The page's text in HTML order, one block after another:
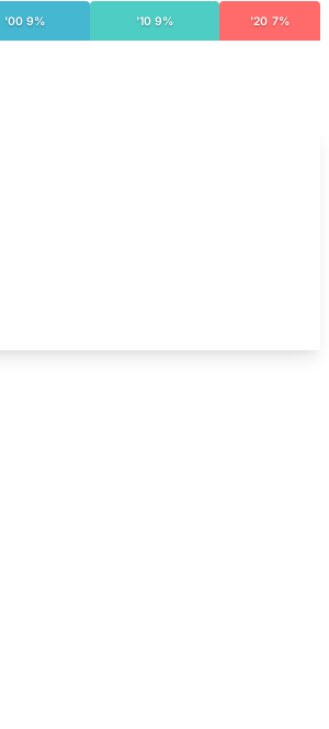
'00 9% '10 9% '20 7%